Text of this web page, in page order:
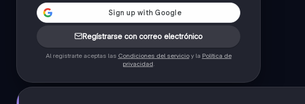
Regístrarse con correo electrónico
Al registrarte aceptas las Condiciones del servicioy la Política de
privacidad